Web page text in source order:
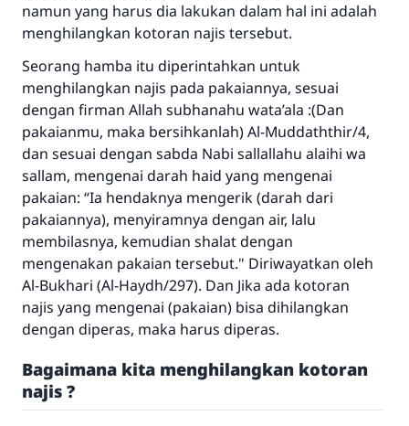
namun yang harus dia lakukan dalam hal ini adalah
menghilangkan kotoran najis tersebut.
Seorang hamba itu diperintahkan untuk
menghilangkan najis pada pakaiannya, sesuai
dengan firman Allah subhanahu wata’ala :(Dan
pakaianmu, maka bersihkanlah) Al-Muddaththir/4,
dan sesuai dengan sabda Nabi sallallahu alaihi wa
sallam, mengenai darah haid yang mengenai
pakaian: “Ia hendaknya mengerik (darah dari
pakaiannya), menyiramnya dengan air, lalu
membilasnya, kemudian shalat dengan
mengenakan pakaian tersebut." Diriwayatkan oleh
Al-Bukhari (Al-Haydh/297). Dan Jika ada kotoran
najis yang mengenai (pakaian) bisa dihilangkan
dengan diperas, maka harus diperas.
Bagaimana kita menghilangkan kotoran
najis ?